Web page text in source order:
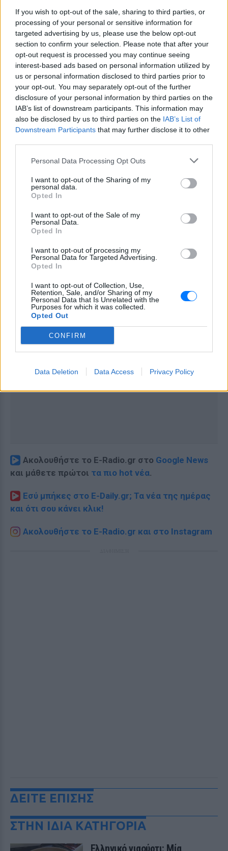
If you wish to opt-out of the sale, sharing to third parties, or
processing of your personal or sensitive information for
targeted advertising by us, please use the below opt-out
section to confirm your selection. Please note that after your
opt-out request is processed you may continue seeing
interest-based ads based on personal information utilized by
us or personal information disclosed to third parties prior to
your opt-out. You may separately opt-out of the further
disclosure of your personal information by third parties on the
IAB’s list of downstream participants. This information may
also be disclosed by us to third parties on the IAB’s List of
Downstream Participants that may further disclose it to other
Personal Data Processing Opt Outs
I want to opt-out of the Sharing of my
personal data.
Opted In
I want to opt-out of the Sale of my
Personal Data.
Opted In
I want to opt-out of processing my
Personal Data for Targeted Advertising.
Opted In
I want to opt-out of Collection, Use,
Retention, Sale, and/or Sharing of my
Personal Data that Is Unrelated with the
Purposes for which it was collected.
Opted Out
CONFIRM
Data Deletion Data Access Privacy Policy
Ινδία
Οι Ινδές αγαπούν τη θρησκεία και την παράδοση και
ακόμα και οι μοντέρνες μεταμορφώνονται σε πιο
παραδοσιακές, φροντίζοντας στοργικά τους άντρες
τους. Και μπορεί να καλύπτουν τα κορμιά τους με
τεράστια υφάσματα, όμως καταφέρνουν να είναι
σeξι ακόμα και με αυτά.
Βραζιλία
Οι γυναίκες εκεί είναι γνωστές για τα εκπληκτικά
τόση ομορφιά ανάμεσα στους ανθρώπους, και
κυρίως στο γυναικείο φύλο. Ξανθές, μελαχρινές,
έγχρωμες και λευκές, με καμπυλόγραμμα και
Ακολουθήστε το E-Radio.gr στο Google News
και μάθετε πρώτοι τα πιο hot νέα.
Εσύ μπήκες στο E-Daily.gr; Τα νέα της ημέρας
και ότι σου κάνει κλικ!
Ακολουθήστε το E-Radio.gr και στο Instagram
ΔΕΙΤΕ ΕΠΙΣΗΣ
ΣΤΗΝ ΙΔΙΑ ΚΑΤΗΓΟΡΙΑ
Ελληνικό γιαούρτι: Μία